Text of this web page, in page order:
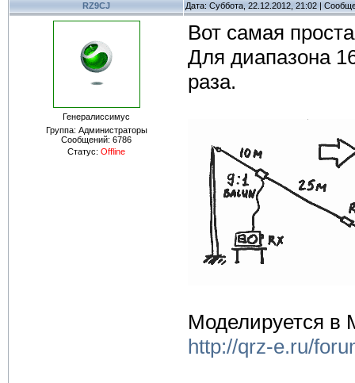
RZ9CJ Дата: Суббота, 22.12.2012, 21:02 |
Генералиссимус
Группа: Администраторы
Сообщений: 6786
Статус: Offline
Вот самая
Для диапазона
раза.
Моделируется
http://qrz-e.ru/